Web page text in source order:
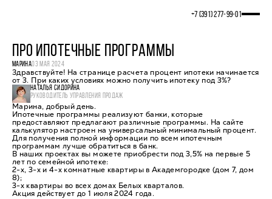
+7 (391) 277‒99‒01
ПРО ИПОТЕЧНЫЕ ПРОГРАММЫ
МАРИНА03 МАЯ 2024
Здравствуйте! На странице расчета процент ипотеки начинается
от 3. При каких условиях можно получить ипотеку под 3%?
НАТАЛЬЯ СИДОРИНА
РУКОВОДИТЕЛЬ УПРАВЛЕНИЯ ПРОДАЖ
Марина, добрый день.
Ипотечные программы реализуют банки, которые
предоставляют предлагают различные программы. На сайте
калькулятор настроен на универсальный минимальный процент.
Для получения полной информации по всем ипотечным
программам лучше обратиться в банк.
В наших проектах вы можете приобрести под 3,5% на первые 5
лет по семейной ипотеке:
2-х, 3-х и 4-х комнатные квартиры в Академгородке (дом 7, дом
8);
3-х квартиры во всех домах Белых кварталов.
Акция действует до 1 июля 2024 года.